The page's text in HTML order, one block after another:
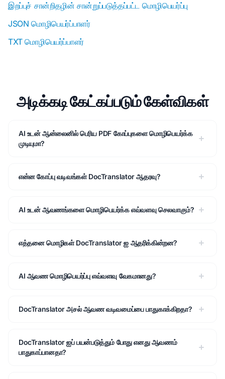
இறப்புச் சான்றிதழின் சான்றுப்படுத்தப்பட்ட மொழிபெயர்ப்பு
JSON மொழிபெயர்ப்பாளர்
TXT மொழிபெயர்ப்பாளர்
அடிக்கடி கேட்கப்படும் கேள்விகள்
AI உடன் ஆன்லைனில் பெரிய PDF கோப்புகளை மொழிபெயர்க்க
முடியுமா?
என்ன கோப்பு வடிவங்கள் DocTranslator ஆதரவு?
AI உடன் ஆவணங்களை மொழிபெயர்க்க எவ்வளவு செலவாகும்?
எத்தனை மொழிகள் DocTranslator ஐ ஆதரிக்கின்றன?
AI ஆவண மொழிபெயர்ப்பு எவ்வளவு வேகமானது?
DocTranslator அசல் ஆவண வடிவமைப்பை பாதுகாக்கிறதா?
DocTranslator ஐப் பயன்படுத்தும் போது எனது ஆவணம்
பாதுகாப்பானதா?